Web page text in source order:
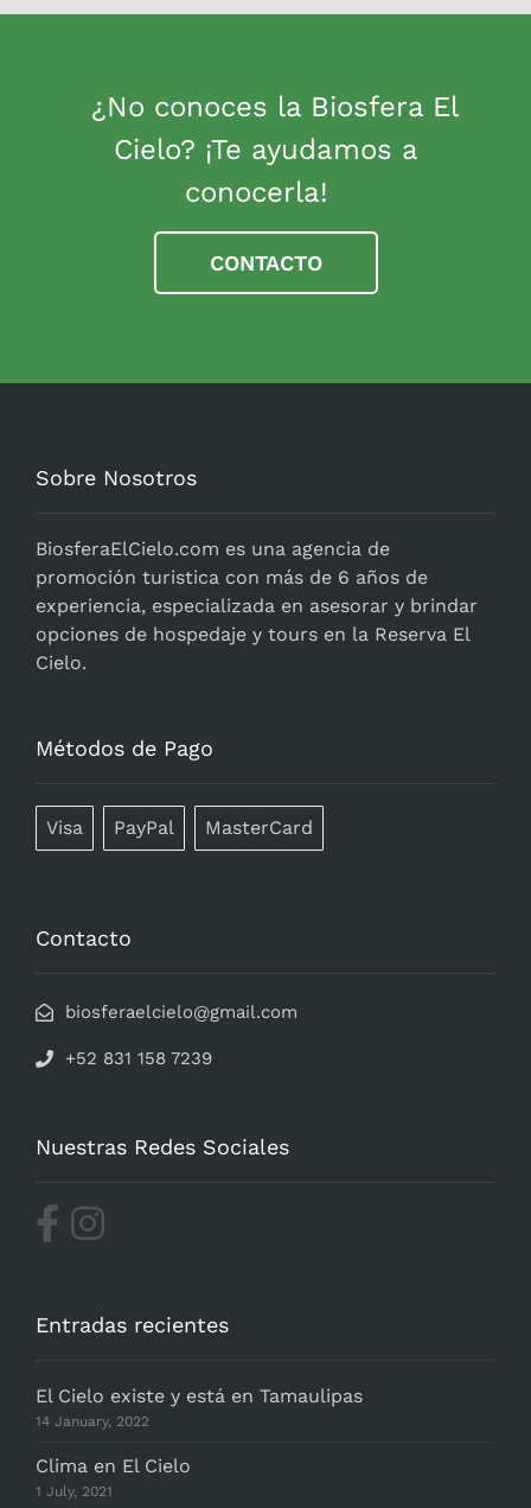
¿No conoces la Biosfera El
Cielo? ¡Te ayudamos a
conocerla!
CONTACTO
Sobre Nosotros
BiosferaElCielo.com es una agencia de
promoción turistica con más de 6 años de
experiencia, especializada en asesorar y brindar
opciones de hospedaje y tours en la Reserva El
Cielo.
Métodos de Pago
Visa PayPal MasterCard
Contacto
biosferaelcielo@gmail.com
+52 831 158 7239
Nuestras Redes Sociales
Entradas recientes
El Cielo existe y está en Tamaulipas
14 January, 2022
Clima en El Cielo
1 July, 2021